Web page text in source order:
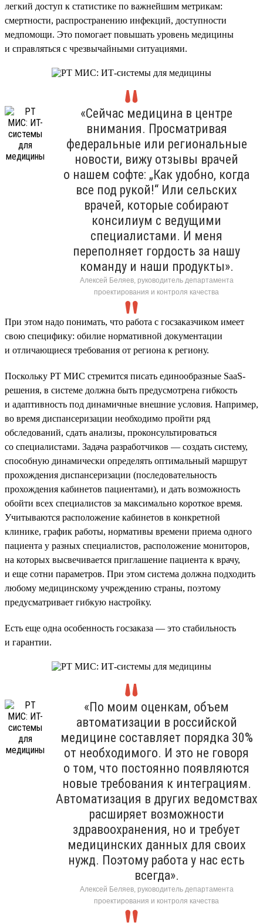
легкий доступ к статистике по важнейшим метрикам:
смертности, распространению инфекций, доступности
медпомощи. Это помогает повышать уровень медицины
и справляться с чрезвычайными ситуациями.
«Сейчас медицина в центре
внимания. Просматривая
федеральные или региональные
новости, вижу отзывы врачей
о нашем софте: „Как удобно, когда
все под рукой!“ Или сельских
врачей, которые собирают
консилиум с ведущими
специалистами. И меня
переполняет гордость за нашу
команду и наши продукты».
Алексей Беляев, руководитель департамента
проектирования и контроля качества
При этом надо понимать, что работа с госзаказчиком имеет
свою специфику: обилие нормативной документации
и отличающиеся требования от региона к региону.
Поскольку РТ МИС стремится писать единообразные SaaS-
решения, в системе должна быть предусмотрена гибкость
и адаптивность под динамичные внешние условия. Например,
во время диспансеризации необходимо пройти ряд
обследований, сдать анализы, проконсультироваться
со специалистами. Задача разработчиков — создать систему,
способную динамически определять оптимальный маршрут
прохождения диспансеризации (последовательность
прохождения кабинетов пациентами), и дать возможность
обойти всех специалистов за максимально короткое время.
Учитываются расположение кабинетов в конкретной
клинике, график работы, нормативы времени приема одного
пациента у разных специалистов, расположение мониторов,
на которых высвечивается приглашение пациента к врачу,
и еще сотни параметров. При этом система должна подходить
любому медицинскому учреждению страны, поэтому
предусматривает гибкую настройку.
Есть еще одна особенность госзаказа — это стабильность
и гарантии.
«По моим оценкам, объем
автоматизации в российской
медицине составляет порядка 30%
от необходимого. И это не говоря
о том, что постоянно появляются
новые требования к интеграциям.
Автоматизация в других ведомствах
расширяет возможности
здравоохранения, но и требует
медицинских данных для своих
нужд. Поэтому работа у нас есть
всегда».
Алексей Беляев, руководитель департамента
проектирования и контроля качества